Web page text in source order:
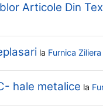
Articole Din
la Furnica Ziliera
hale metalice la